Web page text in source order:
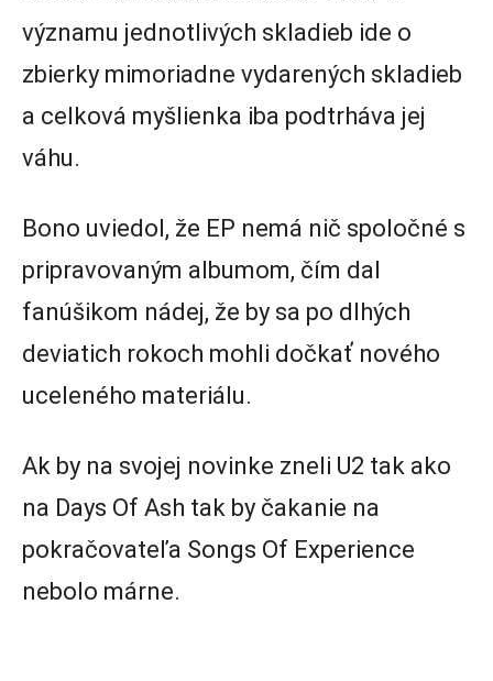
významu jednotlivých skladieb ide o
zbierky mimoriadne vydarených skladieb
a celková myšlienka iba podtrháva jej
váhu.
Bono uviedol, že EP nemá nič spoločné s
pripravovaným albumom, čím dal
fanúšikom nádej, že by sa po dlhých
deviatich rokoch mohli dočkať nového
uceleného materiálu.
Ak by na svojej novinke zneli U2 tak ako
na Days Of Ash tak by čakanie na
pokračovateľa Songs Of Experience
nebolo márne.